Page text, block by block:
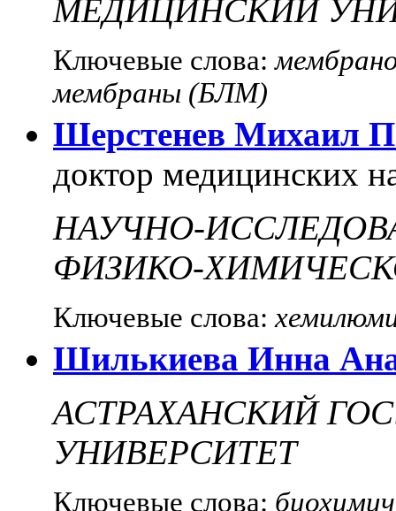
МЕДИЦИНСКИЙ
Ключевые слова:
мембраны (БЛМ)
Шерстенев Михаил
доктор медицинских
НАУЧНО-
ФИЗИКО-
Ключевые слова:
Шилькиева Инна
АСТРАХАНСКИЙ
УНИВЕРСИТЕТ
Ключевые слова: